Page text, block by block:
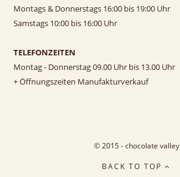
Montags & Donnerstags 16:00 bis 19:00 Uhr
Samstags 10:00 bis 16:00 Uhr
TELEFONZEITEN
Montag - Donnerstag 09.00 Uhr bis 13.00 Uhr
+ Öffnungszeiten Manufakturverkauf
© 2015 - chocolate valley
BACK TO TOP